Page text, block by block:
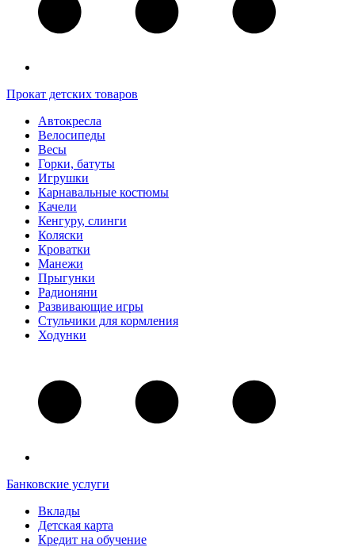
Прокат детских товаров
Автокресла
Велосипеды
Весы
Горки, батуты
Игрушки
Карнавальные костюмы
Качели
Кенгуру, слинги
Коляски
Кроватки
Манежи
Прыгунки
Радионяни
Развивающие игры
Стульчики для кормления
Ходунки
Банковские услуги
Вклады
Детская карта
Кредит на обучение